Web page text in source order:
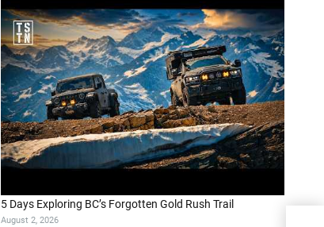
5 Days Exploring BC’s Forgotten Gold Rush Trail
August 2, 2026